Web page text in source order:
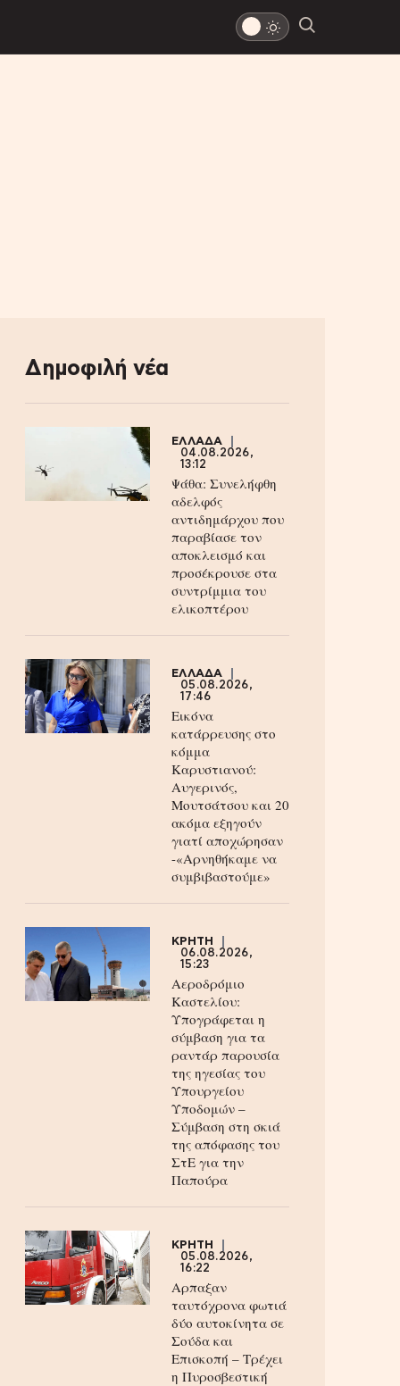
Δημοφιλή νέα
ΕΛΛΑΔΑ
04.08.2026,
13:12
Ψάθα: Συνελήφθη
αδελφός
αντιδημάρχου που
παραβίασε τον
αποκλεισμό και
προσέκρουσε στα
συντρίμμια του
ελικοπτέρου
ΕΛΛΑΔΑ
05.08.2026,
17:46
Εικόνα
κατάρρευσης στο
κόμμα
Καρυστιανού:
Αυγερινός,
Μουτσάτσου και 20
ακόμα εξηγούν
γιατί αποχώρησαν
-«Αρνηθήκαμε να
συμβιβαστούμε»
ΚΡΗΤΗ
06.08.2026,
15:23
Αεροδρόμιο
Καστελίου:
Υπογράφεται η
σύμβαση για τα
ραντάρ παρουσία
της ηγεσίας του
Υπουργείου
Υποδομών –
Σύμβαση στη σκιά
της απόφασης του
ΣτΕ για την
Παπούρα
ΚΡΗΤΗ
05.08.2026,
16:22
Αρπαξαν
ταυτόχρονα φωτιά
δύο αυτοκίνητα σε
Σούδα και
Επισκοπή – Τρέχει
η Πυροσβεστική